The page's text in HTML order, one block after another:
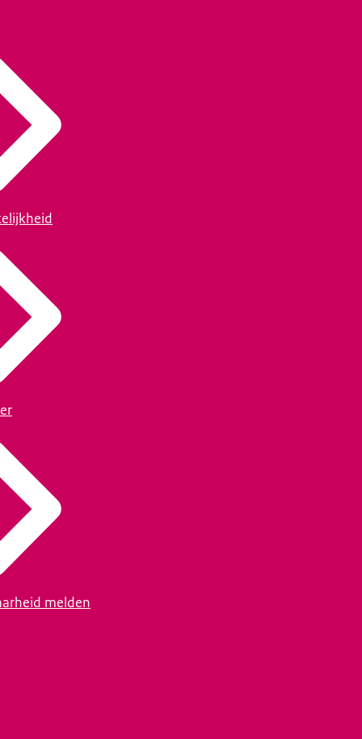
melden